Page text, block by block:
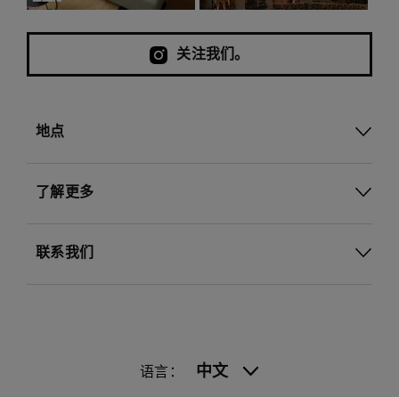
关注我们。
地点
了解更多
联系我们
语言： 中文